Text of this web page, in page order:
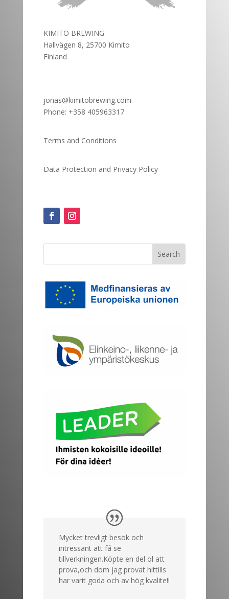
KIMITO BREWING
Hallvägen 8, 25700 Kimito
Finland
jonas@kimitobrewing.com
Phone: +358 405963317
Terms and Conditions
Data Protection and Privacy Policy
Mycket trevligt besök och
intressant att få se
tillverkningen.Köpte en del öl att
prova,och dom jag provat hittills
har varit goda och av hög kvalite!!